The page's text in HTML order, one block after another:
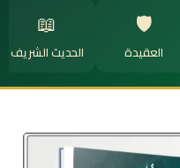
🛡️
العقيدة
📖
الحديث الشريف